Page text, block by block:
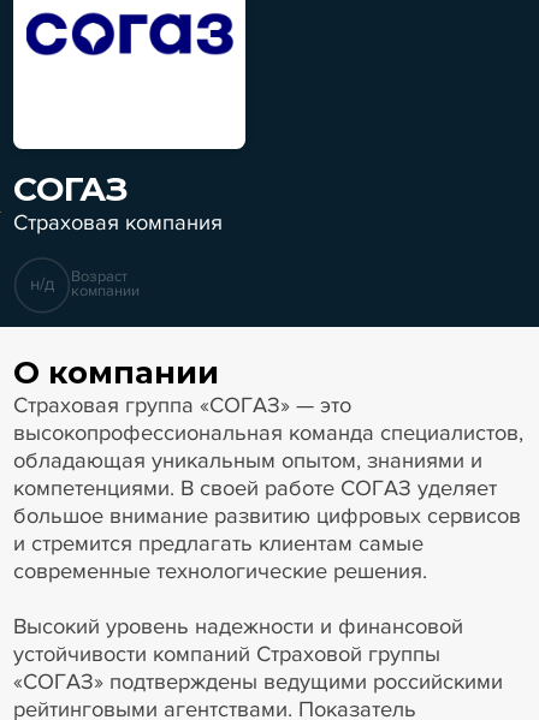
СОГАЗ
Страховая компания
н/д Возраст
компании
О компании
Страховая группа «СОГАЗ» — это
высокопрофессиональная команда специалистов,
обладающая уникальным опытом, знаниями и
компетенциями. В своей работе СОГАЗ уделяет
большое внимание развитию цифровых сервисов
и стремится предлагать клиентам самые
современные технологические решения.
Высокий уровень надежности и финансовой
устойчивости компаний Страховой группы
«СОГАЗ» подтверждены ведущими российскими
рейтинговыми агентствами. Показатель